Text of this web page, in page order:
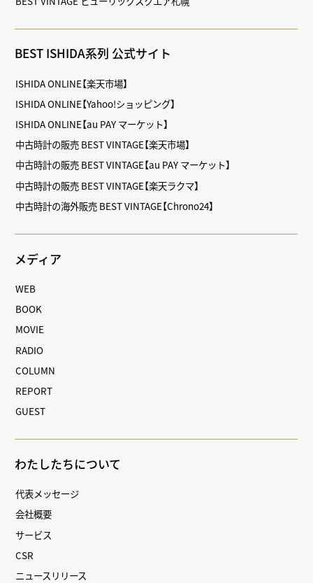
BEST ISHIDA系列 公式サイト
ISHIDA ONLINE【楽天市場】
ISHIDA ONLINE【Yahoo!ショッピング】
ISHIDA ONLINE【au PAY マーケット】
中古時計の販売 BEST VINTAGE【楽天市場】
中古時計の販売 BEST VINTAGE【au PAY マーケット】
中古時計の販売 BEST VINTAGE【楽天ラクマ】
中古時計の海外販売 BEST VINTAGE【Chrono24】
メディア
WEB
BOOK
MOVIE
RADIO
COLUMN
REPORT
GUEST
わたしたちについて
代表メッセージ
会社概要
サービス
CSR
ニュースリリース